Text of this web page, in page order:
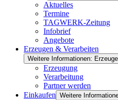
Aktuelles
Termine
TAGWERK-Zeitung
Infobrief
Angebote
Erzeugen & Verarbeiten
Weitere Informationen:
Erzeugung
Verarbeitung
Partner werden
Einkaufen Weitere